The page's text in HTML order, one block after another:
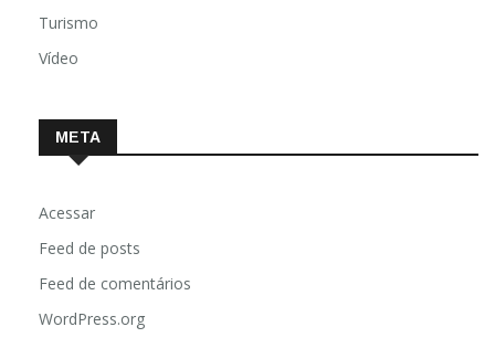
Turismo
Vídeo
META
Acessar
Feed de posts
Feed de comentários
WordPress.org